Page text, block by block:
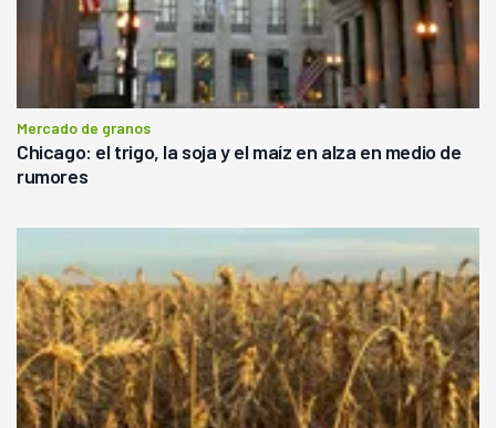
Mercado de granos
Chicago: el trigo, la soja y el maíz en alza en medio de
rumores